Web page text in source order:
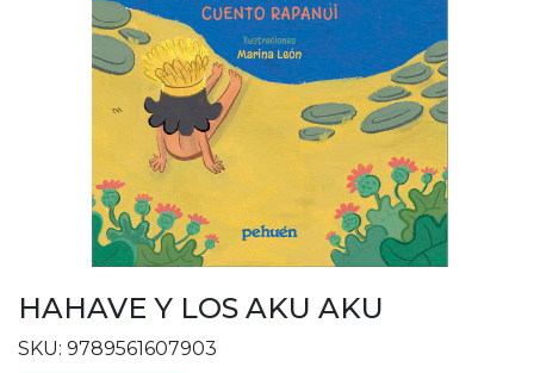
HAHAVE Y LOS AKU AKU
SKU: 9789561607903